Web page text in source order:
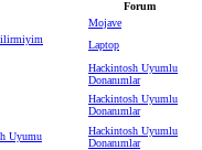
Forum
Mojave
Laptop
Hackintosh Uyumlu
Donanımlar
Hackintosh Uyumlu
Donanımlar
Uyumu
Hackintosh Uyumlu
Donanımlar